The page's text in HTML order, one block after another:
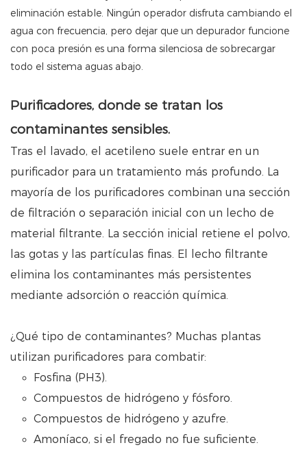
eliminación estable. Ningún operador disfruta cambiando el
agua con frecuencia, pero dejar que un depurador funcione
con poca presión es una forma silenciosa de sobrecargar
todo el sistema aguas abajo.
Purificadores, donde se tratan los
contaminantes sensibles.
Tras el lavado, el acetileno suele entrar en un
purificador para un tratamiento más profundo. La
mayoría de los purificadores combinan una sección
de filtración o separación inicial con un lecho de
material filtrante. La sección inicial retiene el polvo,
las gotas y las partículas finas. El lecho filtrante
elimina los contaminantes más persistentes
mediante adsorción o reacción química.
¿Qué tipo de contaminantes? Muchas plantas
utilizan purificadores para combatir:
Fosfina (PH3).
Compuestos de hidrógeno y fósforo.
Compuestos de hidrógeno y azufre.
Amoníaco, si el fregado no fue suficiente.